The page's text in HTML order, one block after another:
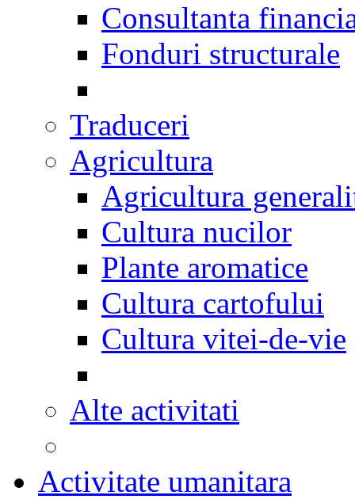
Consultanta
Fonduri structurale
Traduceri
Agricultura
Agricultura
Cultura nucilor
Plante aromatice
Cultura cartofului
Cultura vitei-de-vie
Alte activitati
Activitate umanitara